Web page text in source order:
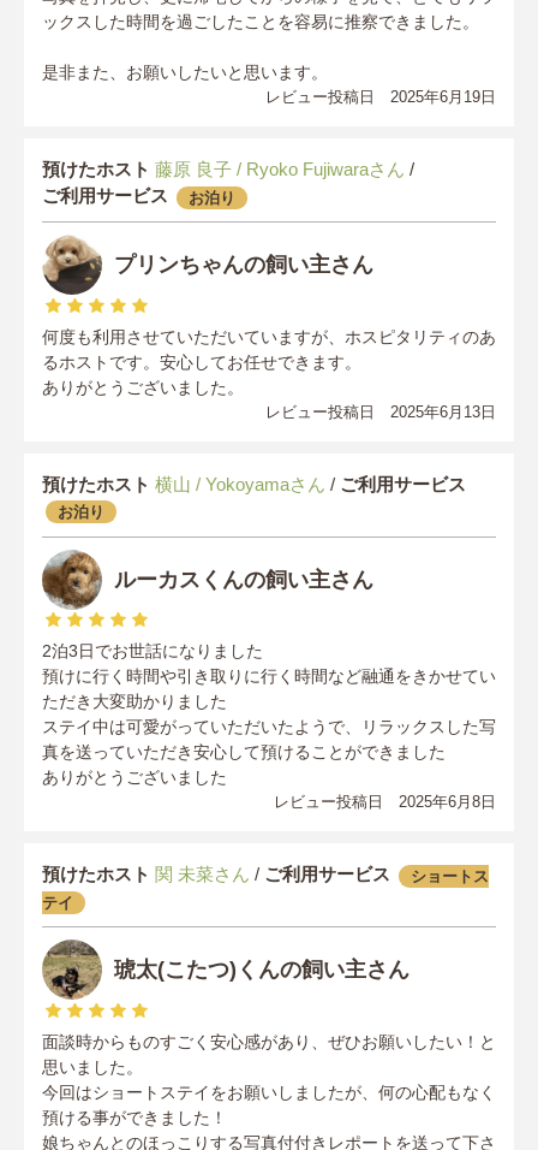
ックスした時間を過ごしたことを容易に推察できました。
是非また、お願いしたいと思います。
レビュー投稿日 2025年6月19日
預けたホスト 藤原 良子 / Ryoko Fujiwaraさん /
ご利用サービス
お泊り
プリンちゃんの飼い主さん
何度も利用させていただいていますが、ホスピタリティのあ
るホストです。安心してお任せできます。
ありがとうございました。
レビュー投稿日 2025年6月13日
預けたホスト 横山 / Yokoyamaさん / ご利用サービス
お泊り
ルーカスくんの飼い主さん
2泊3日でお世話になりました
預けに行く時間や引き取りに行く時間など融通をきかせてい
ただき大変助かりました
ステイ中は可愛がっていただいたようで、リラックスした写
真を送っていただき安心して預けることができました
ありがとうございました
レビュー投稿日 2025年6月8日
預けたホスト 関 未菜さん / ご利用サービス
ショートス
テイ
琥太(こたつ)くんの飼い主さん
面談時からものすごく安心感があり、ぜひお願いしたい！と
思いました。
今回はショートステイをお願いしましたが、何の心配もなく
預ける事ができました！
娘ちゃんとのほっこりする写真付付きレポートを送って下さ